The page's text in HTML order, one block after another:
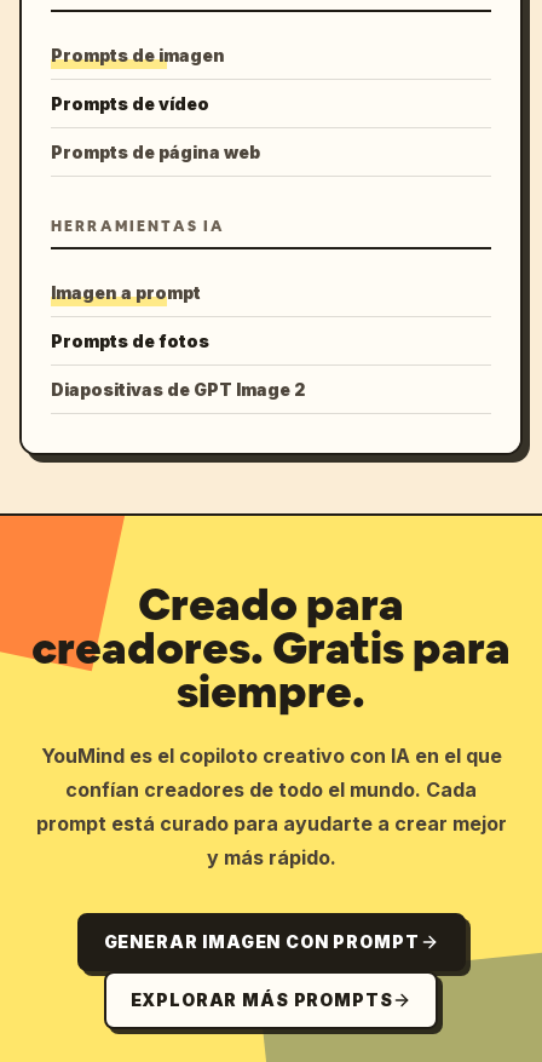
Prompts de imagen
Prompts de vídeo
Prompts de página web
HERRAMIENTAS IA
Imagen a prompt
Prompts de fotos
Diapositivas de GPT Image 2
Creado para
creadores. Gratis para
siempre.
YouMind es el copiloto creativo con IA en el que
confían creadores de todo el mundo. Cada
prompt está curado para ayudarte a crear mejor
y más rápido.
GENERAR IMAGEN CON PROMPT
EXPLORAR MÁS PROMPTS